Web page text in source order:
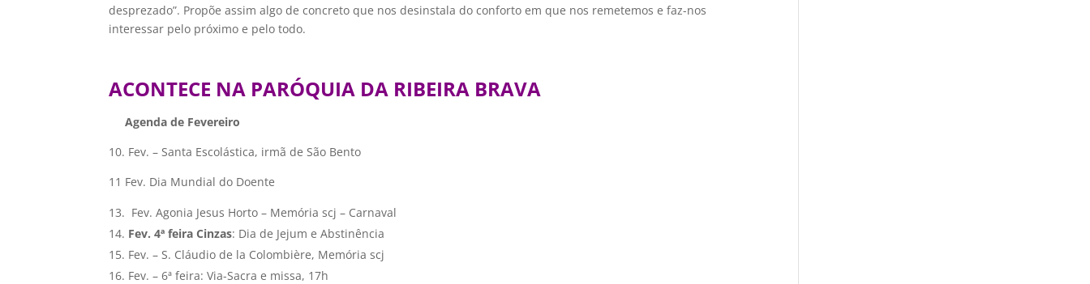
desprezado”. Propõe assim algo de concreto que nos desinstala do conforto em que nos remetemos e faz-nos
interessar pelo próximo e pelo todo.
ACONTECE NA PARÓQUIA DA RIBEIRA BRAVA
Agenda de Fevereiro
10. Fev. – Santa Escolástica, irmã de São Bento
11 Fev. Dia Mundial do Doente
Fev. Agonia Jesus Horto – Memória scj – Carnaval
Fev. 4ª feira Cinzas: Dia de Jejum e Abstinência
Fev. – S. Cláudio de la Colombière, Memória scj
Fev. – 6ª feira: Via-Sacra e missa, 17h